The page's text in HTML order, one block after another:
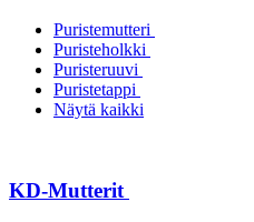
Puristemutteri
Puristeholkki
Puristeruuvi
Puristetappi
Näytä kaikki
KD-Mutterit